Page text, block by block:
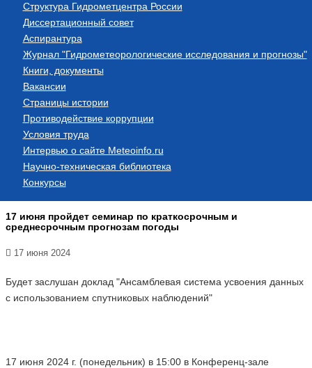
Структура Гидрометцентра России
Диссертационный совет
Аспирантура
Журнал "Гидрометеорологические исследования и прогнозы"
Книги, документы
Вакансии
Страницы истории
Противодействие коррупции
Условия труда
Интервью о сайте Meteoinfo.ru
Научно-техническая библиотека
Конкурсы
17 июня пройдет семинар по краткосрочным и
среднесрочным прогнозам погоды
17 июня 2024
Будет заслушан доклад "Ансамблевая система усвоения данных
с использованием спутниковых наблюдений"
17 июня 2024 г. (понедельник) в 15:00 в Конференц-зале